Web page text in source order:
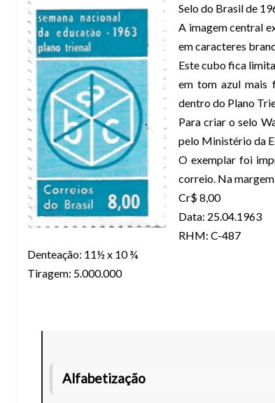
Selo do Brasil de
A imagem central
em caracteres
Este cubo fica
em tom azul mais
dentro do Plano
Para criar o selo
pelo Ministério da
O exemplar foi
correio. Na
Cr$ 8,00
Data: 25.04.1963
RHM: C-487
Denteação: 11½ x 10 ¾
Tiragem: 5.000.000
Alfabetização